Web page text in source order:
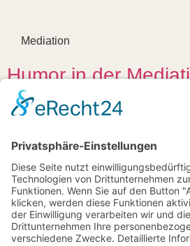
Mediation
Humor in der
hilft und wann er
August 24, 2025